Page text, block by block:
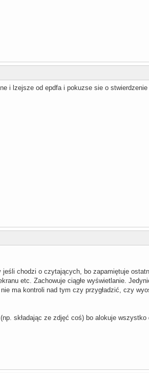
i lzejsze od epdfa i pokuzse sie o
chodzi o czytających, bo zapamiętuje
etc. Zachowuje ciągłe wyświetlanie.
ma kontroli nad tym czy przygładzić, czy
składając ze zdjęć coś) bo alokuje wszystko